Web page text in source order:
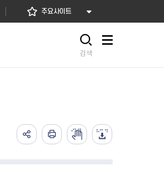
주요사이트
검색
사이트맵